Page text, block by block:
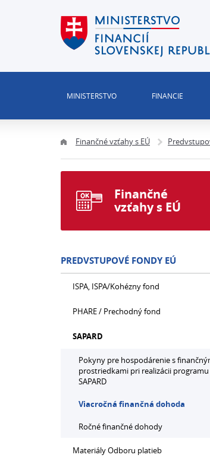
MINISTERSTVO FINANCIE
Finančné vzťahy s EÚ
Finančné
vzťahy s EÚ
PREDVSTUPOVÉ FONDY EÚ
ISPA, ISPA/Kohézny fond
PHARE / Prechodný fond
SAPARD
Pokyny pre hospodárenie s
prostriedkami pri realizácii programu
SAPARD
Viacročná finančná dohoda
Ročné finančné dohody
Materiály Odboru platieb